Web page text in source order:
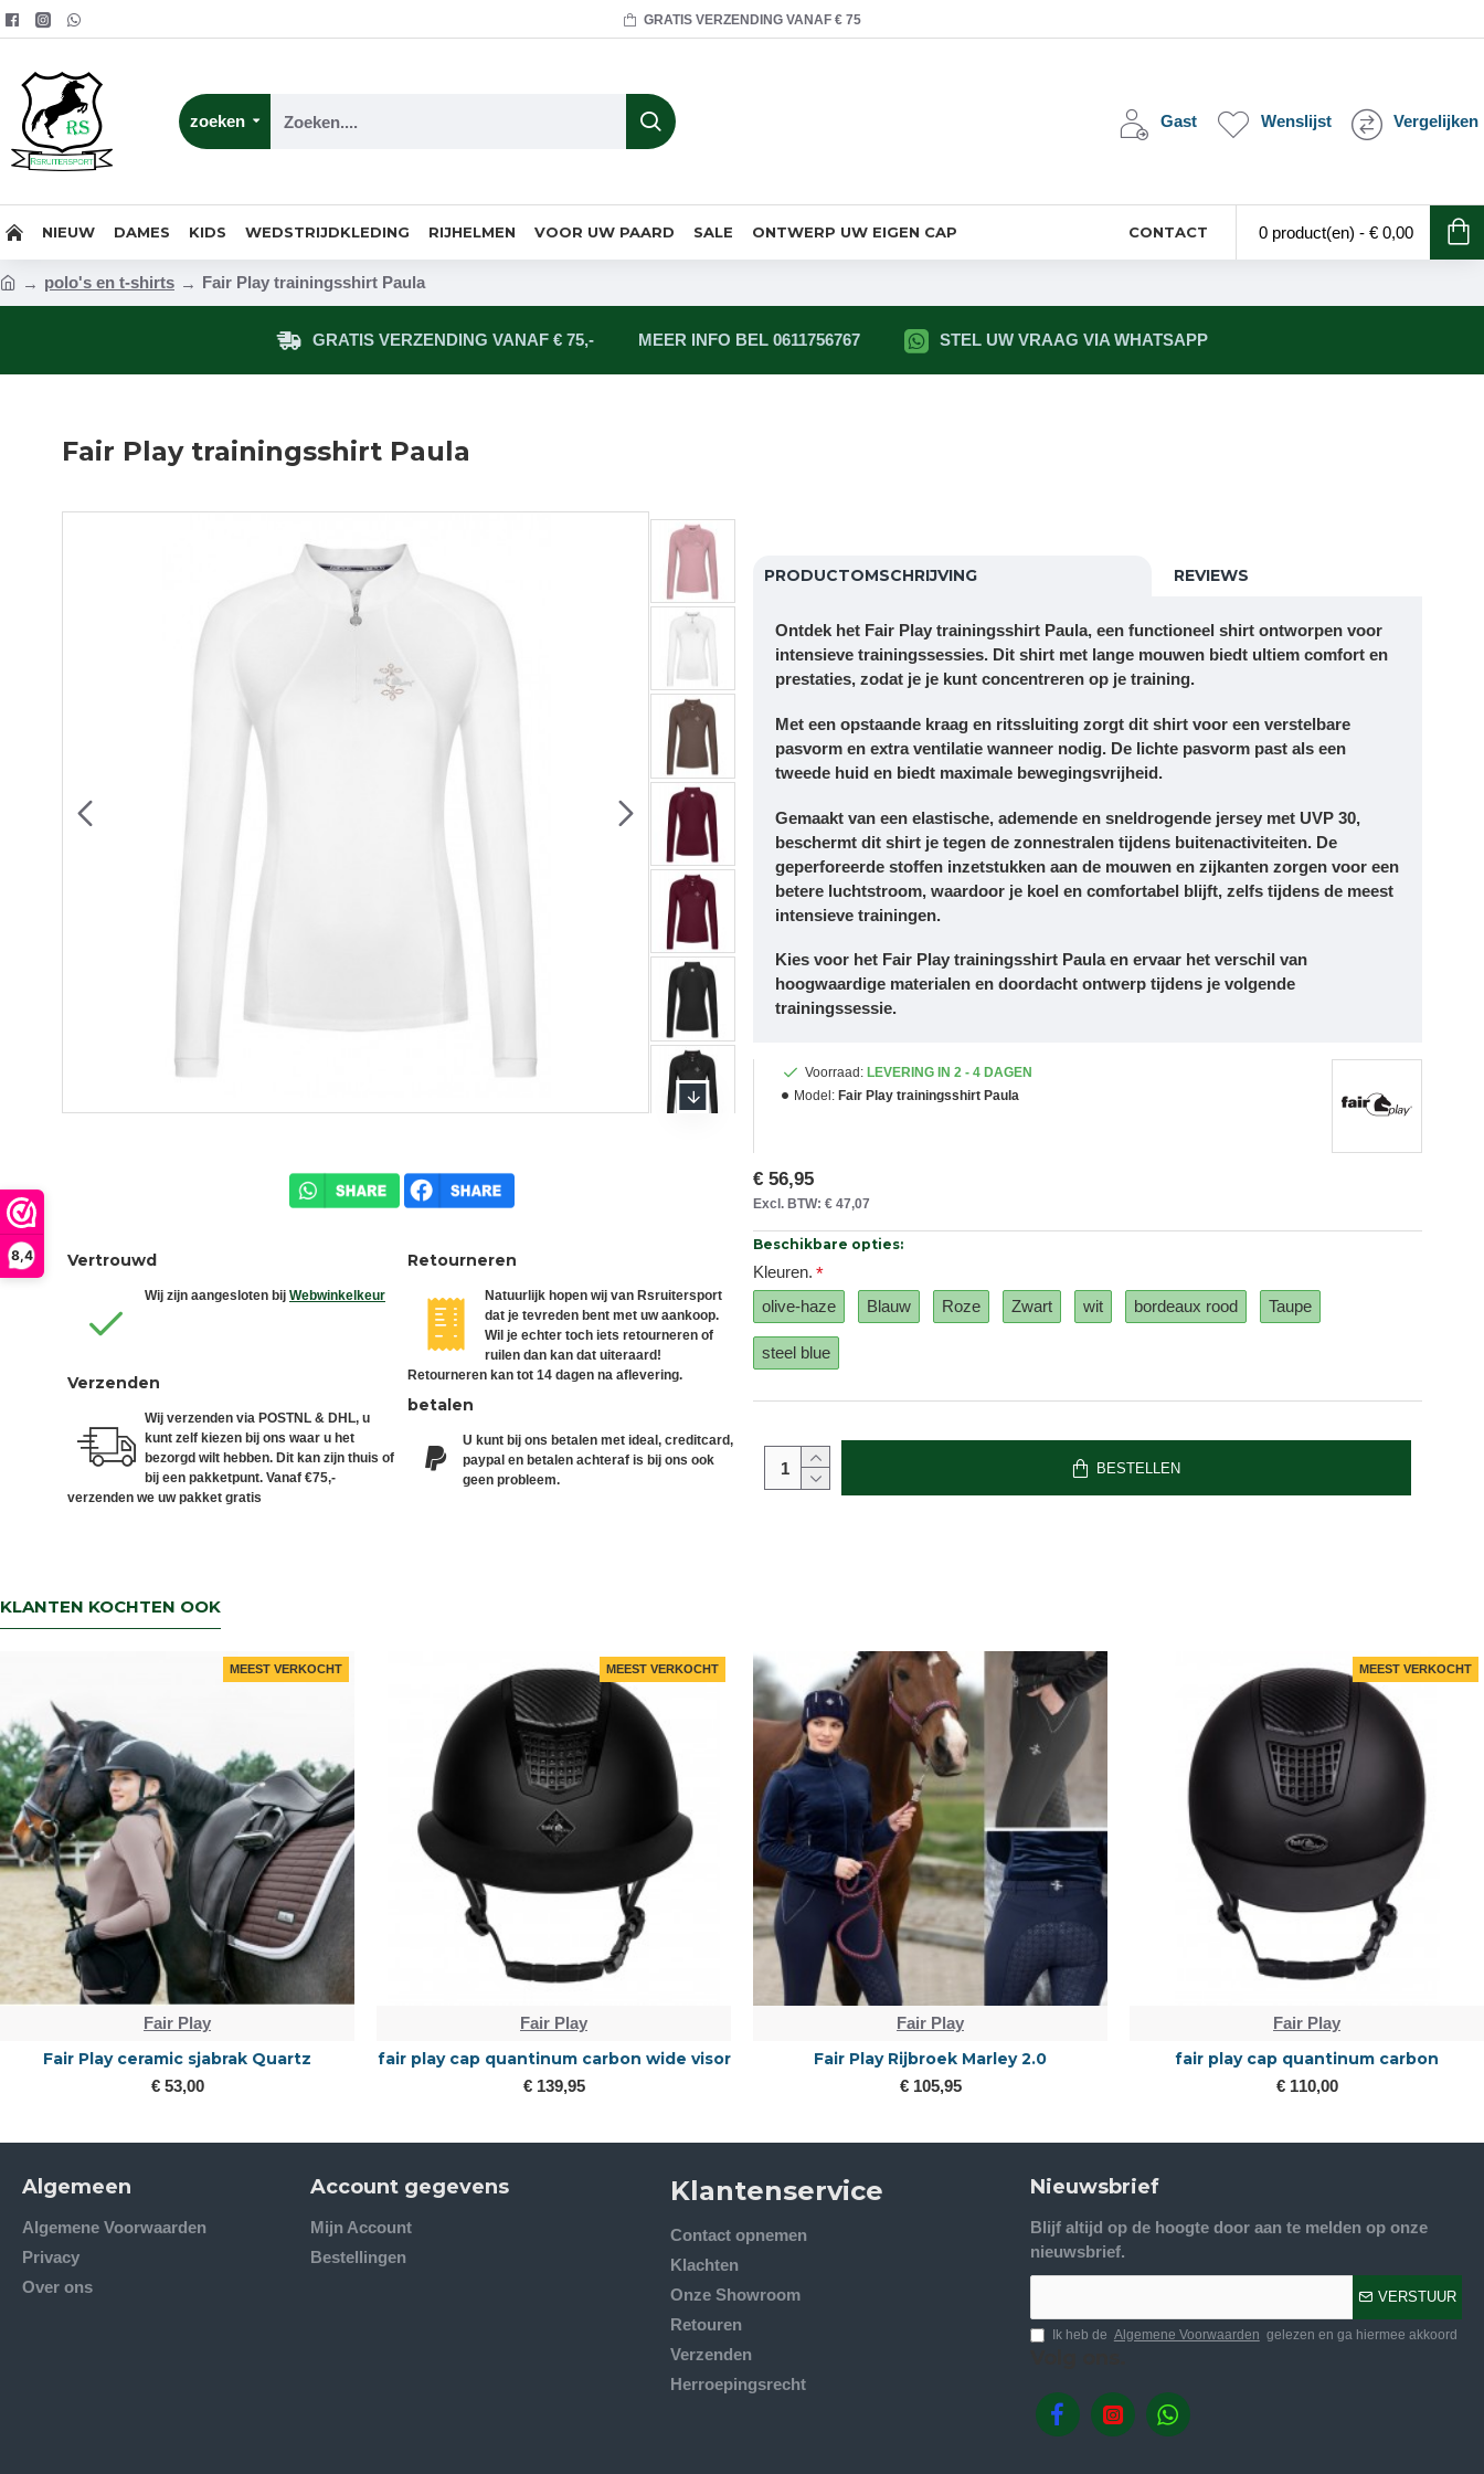
8,4
GRATIS VERZENDING VANAF € 75
zoeken Gast Wenslijst Vergelijken
NIEUW DAMES KIDS WEDSTRIJDKLEDING RIJHELMEN VOOR UW PAARD SALE ONTWERP UW EIGEN CAP CONTACT 0 product(en) - € 0,00
polo's en t-shirts Fair Play trainingsshirt Paula
GRATIS VERZENDING VANAF € 75,- MEER INFO BEL 0611756767 STEL UW VRAAG VIA WHATSAPP
Fair Play trainingsshirt Paula
Vertrouwd
Wij zijn aangesloten bij Webwinkelkeur
Verzenden
Wij verzenden via POSTNL & DHL, u
kunt zelf kiezen bij ons waar u het
bezorgd wilt hebben. Dit kan zijn thuis of
bij een pakketpunt. Vanaf €75,-
verzenden we uw pakket gratis
Retourneren
Natuurlijk hopen wij van Rsruitersport
dat je tevreden bent met uw aankoop.
Wil je echter toch iets retourneren of
ruilen dan kan dat uiteraard!
Retourneren kan tot 14 dagen na aflevering.
betalen
U kunt bij ons betalen met ideal, creditcard,
paypal en betalen achteraf is bij ons ook
geen probleem.
PRODUCTOMSCHRIJVING REVIEWS
Ontdek het Fair Play trainingsshirt Paula, een functioneel shirt ontworpen voor
intensieve trainingssessies. Dit shirt met lange mouwen biedt ultiem comfort en
prestaties, zodat je je kunt concentreren op je training.
Met een opstaande kraag en ritssluiting zorgt dit shirt voor een verstelbare
pasvorm en extra ventilatie wanneer nodig. De lichte pasvorm past als een
tweede huid en biedt maximale bewegingsvrijheid.
Gemaakt van een elastische, ademende en sneldrogende jersey met UVP 30,
beschermt dit shirt je tegen de zonnestralen tijdens buitenactiviteiten. De
geperforeerde stoffen inzetstukken aan de mouwen en zijkanten zorgen voor een
betere luchtstroom, waardoor je koel en comfortabel blijft, zelfs tijdens de meest
intensieve trainingen.
Kies voor het Fair Play trainingsshirt Paula en ervaar het verschil van
hoogwaardige materialen en doordacht ontwerp tijdens je volgende
trainingssessie.
Voorraad: LEVERING IN 2 - 4 DAGEN
Model: Fair Play trainingsshirt Paula
€ 56,95
Excl. BTW: € 47,07
Beschikbare opties:
Kleuren.
olive-haze
Blauw Roze Zwart wit bordeaux rood Taupe
steel blue
BESTELLEN
KLANTEN KOCHTEN OOK
MEEST VERKOCHT
Fair Play
Fair Play ceramic sjabrak Quartz
€ 53,00
MEEST VERKOCHT
Fair Play
fair play cap quantinum carbon wide visor
€ 139,95
Fair Play
Fair Play Rijbroek Marley 2.0
€ 105,95
MEEST VERKOCHT
Fair Play
fair play cap quantinum carbon
€ 110,00
Algemeen
Algemene Voorwaarden
Privacy
Over ons
Account gegevens
Mijn Account
Bestellingen
Klantenservice
Contact opnemen
Klachten
Onze Showroom
Retouren
Verzenden
Herroepingsrecht
Nieuwsbrief
Blijf altijd op de hoogte door aan te melden op onze
nieuwsbrief.
VERSTUUR
Ik heb de Algemene Voorwaarden gelezen en ga hiermee akkoord